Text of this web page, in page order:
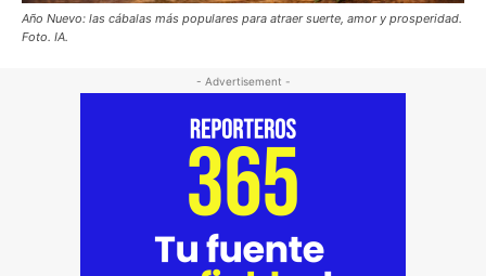
Año Nuevo: las cábalas más populares para atraer suerte, amor y prosperidad.
Foto. IA.
- Advertisement -